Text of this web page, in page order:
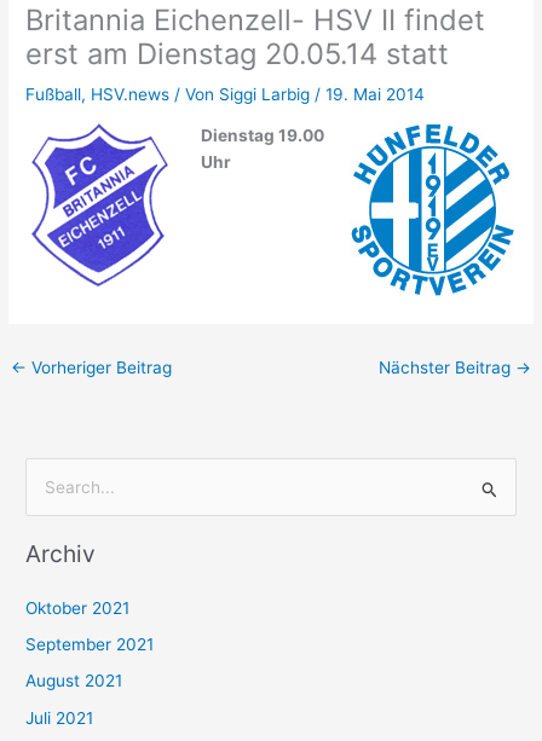
Britannia Eichenzell- HSV II findet
erst am Dienstag 20.05.14 statt
Fußball, HSV.news / Von Siggi Larbig /19. Mai 2014
Dienstag 19.00
Uhr
← Vorheriger Beitrag Nächster Beitrag →
c
n
n
a
Archiv
Oktober 2021
September 2021
August 2021
Juli 2021